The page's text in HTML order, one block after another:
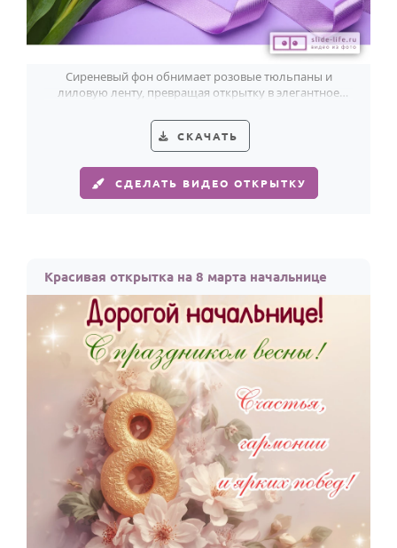
По годам
Сиреневый фон обнимает розовые тюльпаны и
лиловую ленту, превращая открытку в элегантное
СКАЧАТЬ
СДЕЛАТЬ ВИДЕО ОТКРЫТКУ
Красивая открытка на 8 марта начальнице